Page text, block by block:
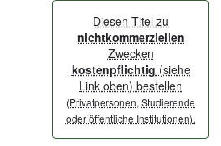
Diesen Titel zu
nichtkommerziellen
Zwecken
kostenpflichtig (siehe
Link oben) bestellen
(Privatpersonen, Studierende
oder öffentliche Institutionen).